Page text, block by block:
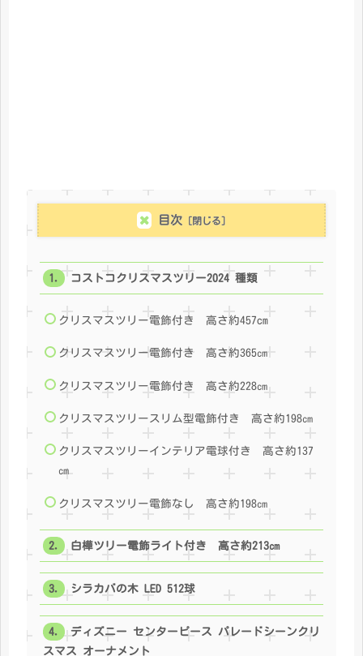
目次
コストコクリスマスツリー2024 種類
クリスマスツリー電飾付き 高さ約457cm
クリスマスツリー電飾付き 高さ約365㎝
クリスマスツリー電飾付き 高さ約228㎝
クリスマスツリースリム型電飾付き 高さ約198㎝
クリスマスツリーインテリア電球付き 高さ約137
㎝
クリスマスツリー電飾なし 高さ約198㎝
白樺ツリー電飾ライト付き 高さ約213㎝
シラカバの木 LED 512球
ディズニー センターピース パレードシーンクリ
スマス オーナメント